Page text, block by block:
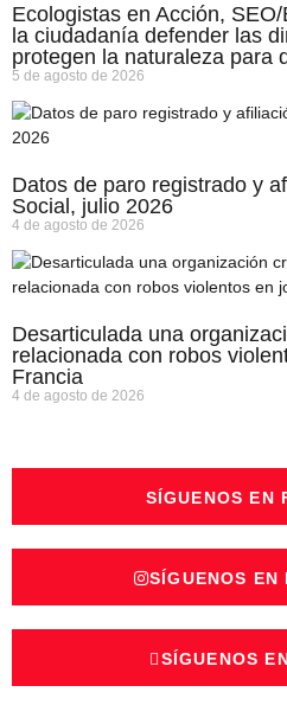
Ecologistas en Acción,
la ciudadanía defender las
protegen la naturaleza para
5 de agosto de 2026
Datos de paro registrado y
Social, julio 2026
4 de agosto de 2026
Desarticulada una
relacionada con robos
Francia
4 de agosto de 2026
SÍGUENOS EN
SÍGUENOS EN
SÍGUENOS